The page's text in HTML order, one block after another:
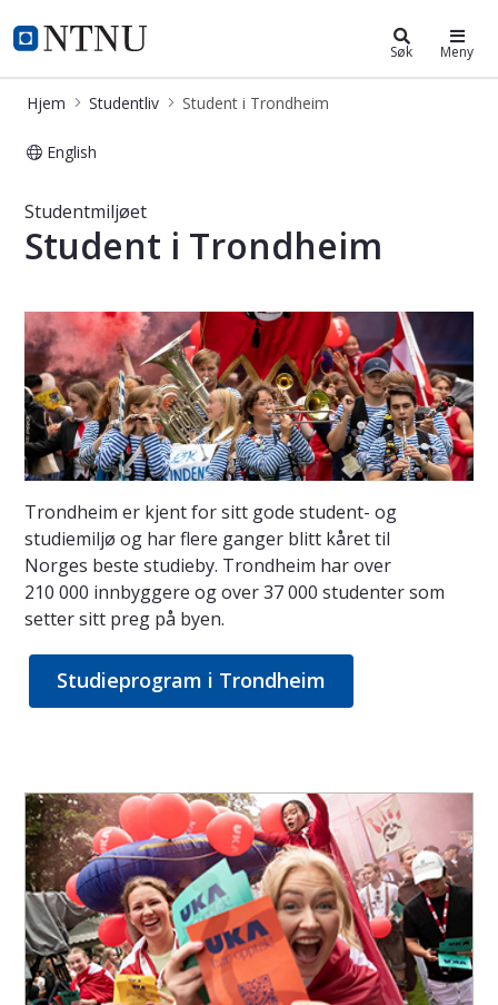
NTNU Hjemmeside
Studentliv Søk Meny
Hjem Studentliv Student i Trondheim
English
Studentmiljøet
Student i Trondheim
Trondheim er kjent for sitt gode student- og
studiemiljø og har flere ganger blitt kåret til
Norges beste studieby. Trondheim har over
210 000 innbyggere og over 37 000 studenter som
setter sitt preg på byen.
Studieprogram i Trondheim